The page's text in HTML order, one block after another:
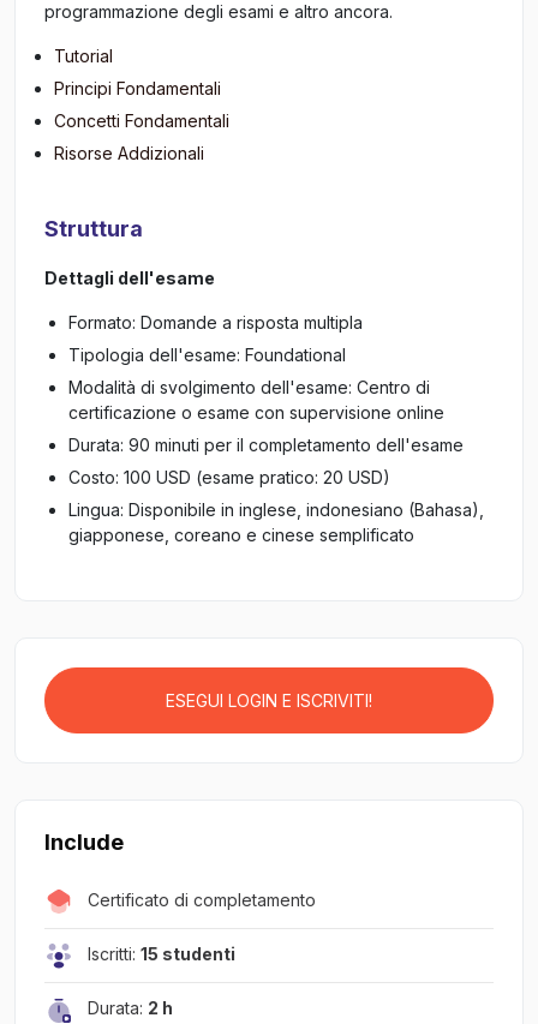
programmazione degli esami e altro ancora.
Tutorial
Principi Fondamentali
Concetti Fondamentali
Risorse Addizionali
Struttura
Dettagli dell'esame
Formato: Domande a risposta multipla
Tipologia dell'esame: Foundational
Modalità di svolgimento dell'esame: Centro di
certificazione o esame con supervisione online
Durata: 90 minuti per il completamento dell'esame
Costo: 100 USD (esame pratico: 20 USD)
Lingua: Disponibile in inglese, indonesiano (Bahasa),
giapponese, coreano e cinese semplificato
ESEGUI LOGIN E ISCRIVITI!
Include
Certificato di completamento
Iscritti: 15 studenti
Durata: 2 h